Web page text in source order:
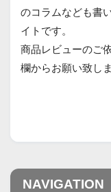
のコラムなども書
イトです。
商品レビューのご
欄からお願い致しま
NAVIGATION